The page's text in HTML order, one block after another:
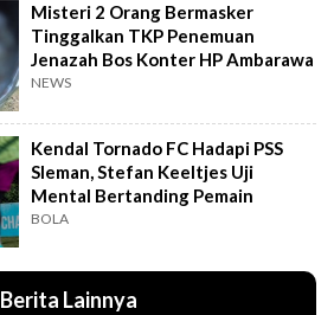
Misteri 2 Orang Bermasker
Tinggalkan TKP Penemuan
Jenazah Bos Konter HP Ambarawa
NEWS
Kendal Tornado FC Hadapi PSS
Sleman, Stefan Keeltjes Uji
Mental Bertanding Pemain
BOLA
Berita Lainnya